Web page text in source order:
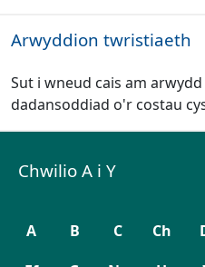
Arwyddion twristiaeth
Sut i wneud cais am
dadansoddiad o'r costau
Chwilio A i Y
A B C Ch